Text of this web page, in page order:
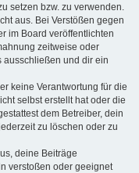
setzen bzw. zu verwenden.
aus. Bei Verstößen gegen
im Board veröffentlichten
zeitweise oder
ausschließen und dir ein
keine Verantwortung für die
selbst erstellt hat oder die
dem Betreiber, dein
zu löschen oder zu
deine Beiträge
verstoßen oder geeignet